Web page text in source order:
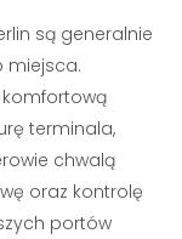
są generalnie
miejsca.
terminala,
chwalą
oraz kontrolę
portów